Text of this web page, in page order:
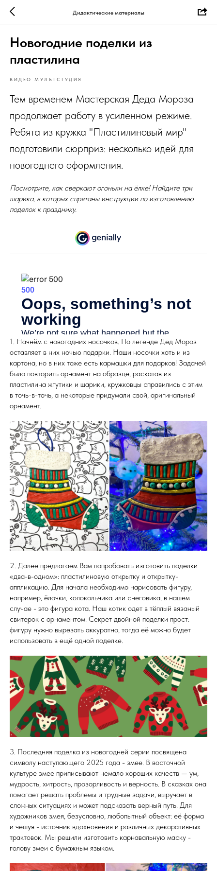
Дидактические материалы
Новогодние поделки из
пластилина
ВИДЕО МУЛЬТСТУДИЯ
Тем временем Мастерская Деда Мороза
продолжает работу в усиленном режиме.
Ребята из кружка "Пластилиновый мир"
подготовили сюрприз: несколько идей для
новогоднего оформления.
Посмотрите, как сверкают огоньки на ёлке! Найдите три
шарика, в которых спрятаны инструкции по изготовлению
поделок к празднику.
1. Начнём с новогодних носочков. По легенде Дед Мороз
оставляет в них ночью подарки. Наши носочки хоть и из
картона, но в них тоже есть кармашки для подарков! Задачей
было повторить орнамент на образце, раскатав из
пластилина жгутики и шарики, кружковцы справились с этим
в точь-в-точь, а некоторые придумали свой, оригинальный
орнамент.
2. Далее предлагаем Вам попробовать изготовить поделки
«два-в-одном»: пластилиновую открытку и открытку-
аппликацию. Для начала необходимо нарисовать фигуру,
например, ёлочки, колокольчика или снеговика, в нашем
случае - это фигура кота. Наш котик одет в тёплый вязаный
свитерок с орнаментом. Секрет двойной поделки прост:
фигуру нужно вырезать аккуратно, тогда её можно будет
использовать в ещё одной поделке.
3. Последняя поделка из новогодней серии посвящена
символу наступающего 2025 года - змее. В восточной
культуре змее приписывают немало хороших качеств — ум,
мудрость, хитрость, прозорливость и верность. В сказках она
помогает решать проблемы и трудные задачи, выручает в
сложных ситуациях и может подсказать верный путь. Для
художников змея, безусловно, любопытный объект: её форма
и чешуя - источник вдохновения и различных декоративных
трактовок. Мы решили изготовить карнавальную маску -
голову змеи с бумажным языком.